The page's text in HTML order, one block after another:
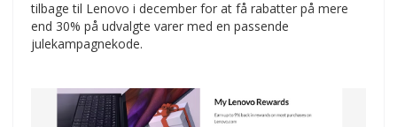
tilbage til Lenovo i december for at få rabatter på mere
end 30% på udvalgte varer med en passende
julekampagnekode.